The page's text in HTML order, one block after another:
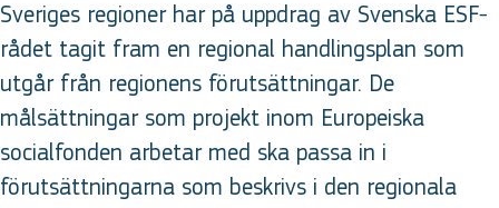
Sveriges regioner har på uppdrag av Svenska ESF-
rådet tagit fram en regional handlingsplan som
utgår från regionens förutsättningar. De
målsättningar som projekt inom Europeiska
socialfonden arbetar med ska passa in i
förutsättningarna som beskrivs i den regionala